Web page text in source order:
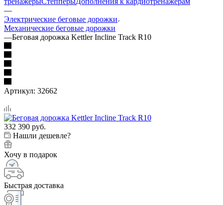
—
Электрические беговые дорожки
Механические беговые дорожки
—Беговая дорожка Kettler Incline Track R10
Артикул: 32662
332 390 руб.
Нашли дешевле?
Хочу в подарок
Быстрая доставка